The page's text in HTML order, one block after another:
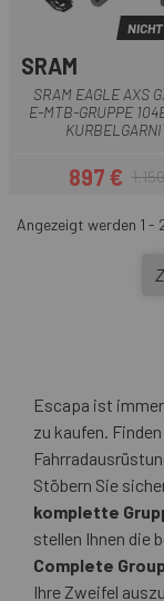
SRAM
SRAM EAGLE AXS
E-MTB-GRUPPE
Preis
897 €
Angezeigt werden 1 -
Escapa ist
zu kaufen.
Stöbern Sie
komplette
stellen Ihnen die
Complete
Ihre Zweifel